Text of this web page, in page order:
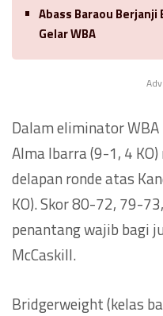
Abass Baraou
Gelar WBA
Dalam eliminator
Alma Ibarra (9-1, 4
delapan ronde atas
KO). Skor 80-72, 79-
penantang wajib bagi
McCaskill.
Bridgerweight (kelas